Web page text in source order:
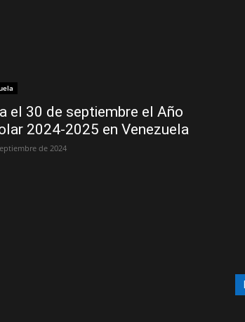
el 30 de septiembre el Año
2024-2025 en Venezuela
de 2024